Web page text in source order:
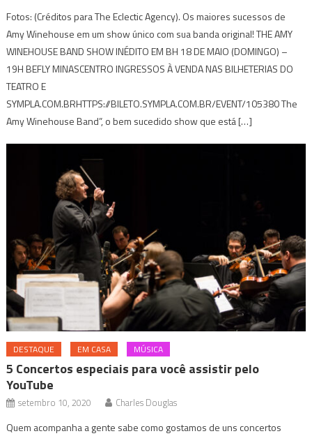
Fotos: (Créditos para The Eclectic Agency). Os maiores sucessos de
Amy Winehouse em um show único com sua banda original! THE AMY
WINEHOUSE BAND SHOW INÉDITO EM BH 18 DE MAIO (DOMINGO) –
19H BEFLY MINASCENTRO INGRESSOS À VENDA NAS BILHETERIAS DO
TEATRO E
SYMPLA.COM.BRHTTPS://BILETO.SYMPLA.COM.BR/EVENT/105380 The
Amy Winehouse Band”, o bem sucedido show que está […]
DESTAQUE EM CASA MÚSICA
5 Concertos especiais para você assistir pelo
YouTube
setembro 10, 2020 Charles Douglas
Quem acompanha a gente sabe como gostamos de uns concertos